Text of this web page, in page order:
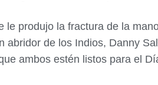
le produjo la fractura de la
abridor de los Indios, Danny
ambos estén listos para el